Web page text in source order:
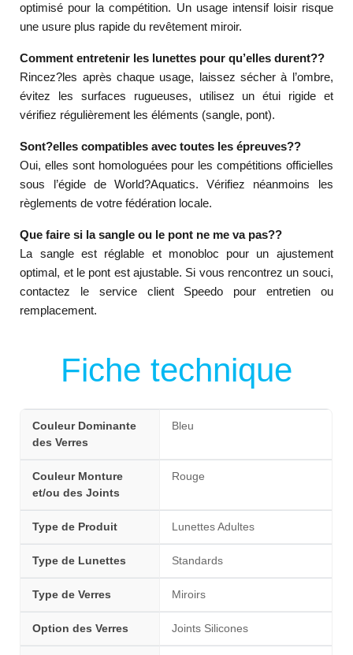
optimisé pour la compétition. Un usage intensif loisir risque
une usure plus rapide du revêtement miroir.
Comment entretenir les lunettes pour qu’elles durent??
Rincez?les après chaque usage, laissez sécher à l’ombre,
évitez les surfaces rugueuses, utilisez un étui rigide et
vérifiez régulièrement les éléments (sangle, pont).
Sont?elles compatibles avec toutes les épreuves??
Oui, elles sont homologuées pour les compétitions officielles
sous l’égide de World?Aquatics. Vérifiez néanmoins les
règlements de votre fédération locale.
Que faire si la sangle ou le pont ne me va pas??
La sangle est réglable et monobloc pour un ajustement
optimal, et le pont est ajustable. Si vous rencontrez un souci,
contactez le service client Speedo pour entretien ou
remplacement.
Fiche technique
Couleur Dominante
des Verres
Bleu
Couleur Monture
et/ou des Joints
Rouge
Type de Produit Lunettes Adultes
Type de Lunettes Standards
Type de Verres Miroirs
Option des Verres Joints Silicones